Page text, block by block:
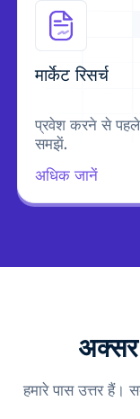
मार्केट रिसर्च
प्रवेश करने से पहले
समझें.
अधिक जानें
हमारे पास उत्तर हैं।